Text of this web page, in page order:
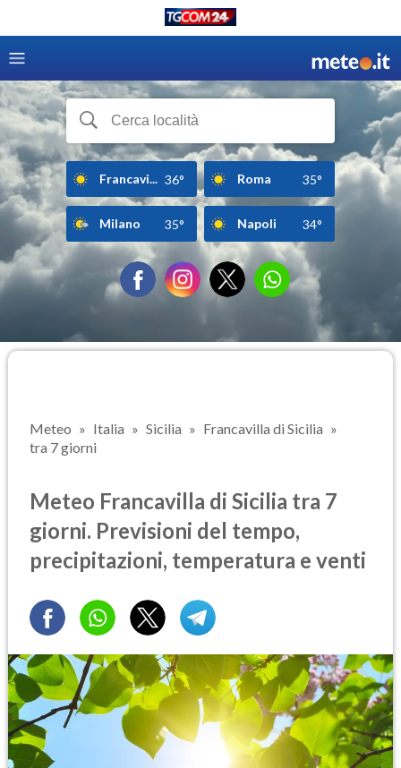
Francavi... 36° Roma 35°
Milano 35° Napoli 34°
Meteo Italia Sicilia
Francavilla di Sicilia
tra 7 giorni
Meteo Francavilla di Sicilia tra 7
giorni. Previsioni del tempo,
precipitazioni, temperatura e venti